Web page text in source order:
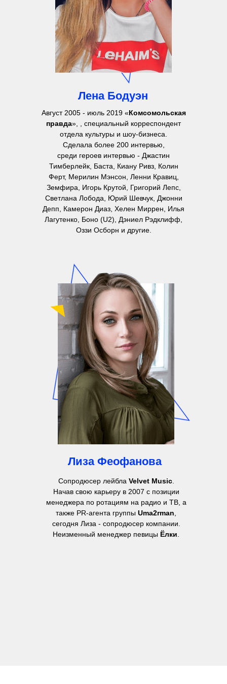
Лена Бодуэн
Август 2005 - июль 2019 «Комсомольская
правда», , специальный корреспондент
отдела культуры и шоу-бизнеса.
Сделала более 200 интервью,
среди героев интервью - Джастин
Тимберлейк, Баста, Киану Ривз, Колин
Ферт, Мерилин Мэнсон, Ленни Кравиц,
Земфира, Игорь Крутой, Григорий Лепс,
Светлана Лобода, Юрий Шевчук, Джонни
Депп, Камерон Диаз, Хелен Миррен, Илья
Лагутенко, Боно (U2), Дэниел Рэдклифф,
Оззи Осборн и другие.
Лиза Феофанова
Сопродюсер лейбла Velvet Music.
Начав свою карьеру в 2007 с позиции
менеджера по ротациям на радио и ТВ, а
также PR-агента группы Uma2rman
сегодня Лиза - сопродюсер компании.
Неизменный менеджер певицы Ёлки